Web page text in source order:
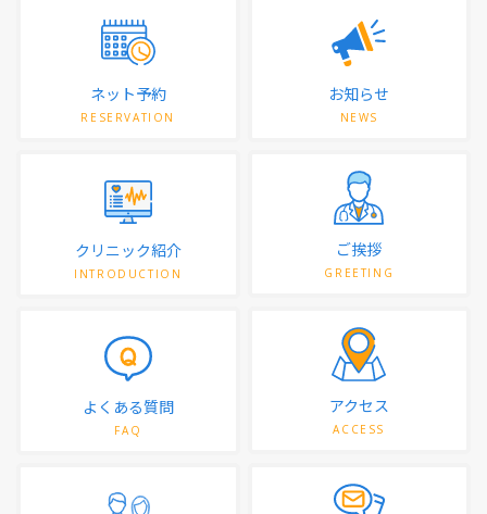
ネット予約
RESERVATION
お知らせ
NEWS
クリニック紹介
INTRODUCTION
ご挨拶
GREETING
よくある質問
FAQ
アクセス
ACCESS